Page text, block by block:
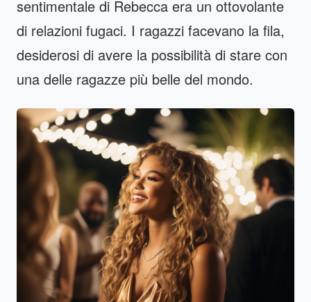
sentimentale di Rebecca era un ottovolante
di relazioni fugaci. I ragazzi facevano la fila,
desiderosi di avere la possibilità di stare con
una delle ragazze più belle del mondo.